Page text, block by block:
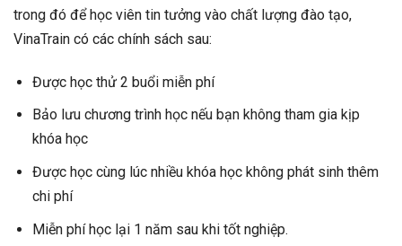
trong đó để học viên tin tưởng vào chất lượng đào tạo,
VinaTrain có các chính sách sau:
Được học thử 2 buổi miễn phí
Bảo lưu chương trình học nếu bạn không tham gia kịp
khóa học
Được học cùng lúc nhiều khóa học không phát sinh thêm
chi phí
Miễn phí học lại 1 năm sau khi tốt nghiệp.